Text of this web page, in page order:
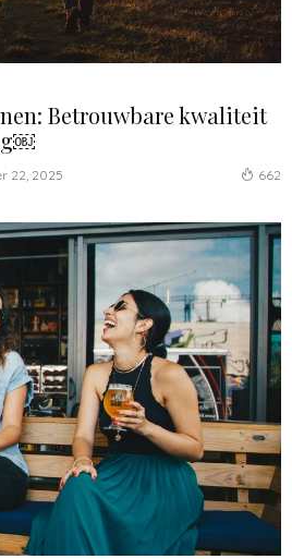
Betrouwbare kwaliteit
22, 2025 662